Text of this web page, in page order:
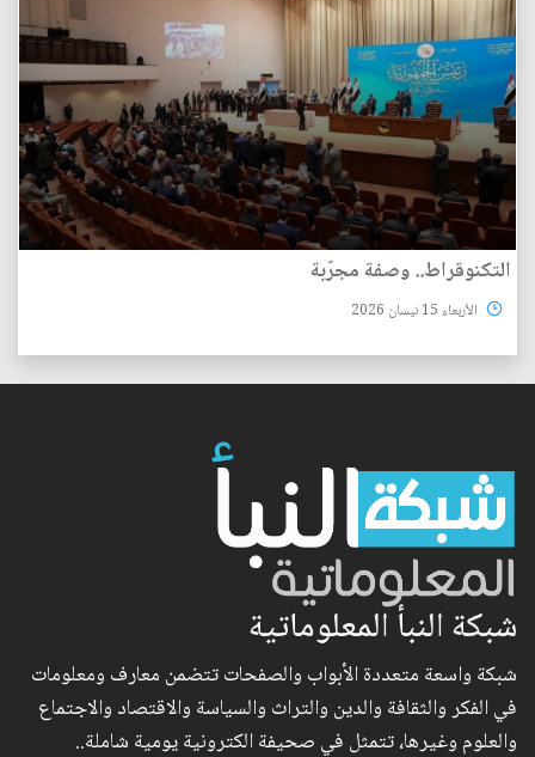
التكنوقراط.. وصفة مجرّبة
الأربعاء 15 نيسان 2026
شبكة النبأ المعلوماتية
شبكة واسعة متعددة الأبواب والصفحات تتضمن معارف ومعلومات
في الفكر والثقافة والدين والتراث والسياسة والاقتصاد والاجتماع
والعلوم وغيرها، تتمثل في صحيفة الكترونية يومية شاملة..